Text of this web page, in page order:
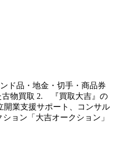
ド品・地金・切手・商品券
古物買取 2. 『買取大吉』の
開業支援サポート、コンサル
ョン「大吉オークション」